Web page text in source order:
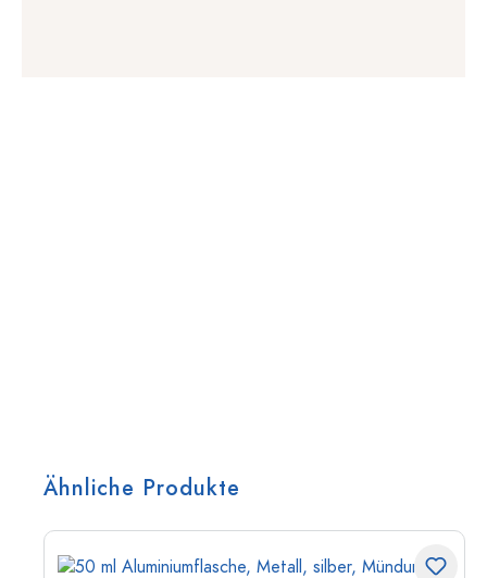
Ähnliche Produkte